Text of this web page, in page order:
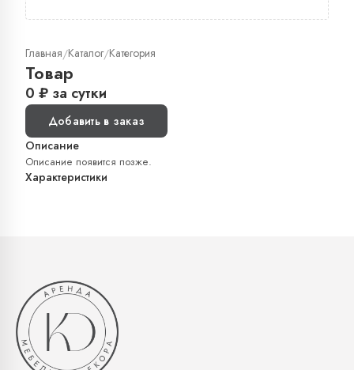
Главная/Каталог/Категория
Товар
0 ₽ за сутки
Добавить в заказ
Описание
Описание появится позже.
Характеристики